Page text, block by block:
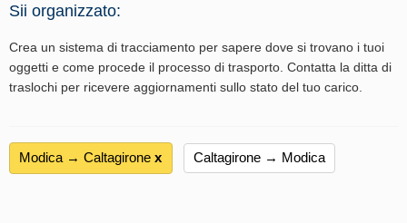
Sii organizzato:
Crea un sistema di tracciamento per sapere dove si trovano i tuoi
oggetti e come procede il processo di trasporto. Contatta la ditta di
traslochi per ricevere aggiornamenti sullo stato del tuo carico.
Modica → Caltagirone х Caltagirone → Modica